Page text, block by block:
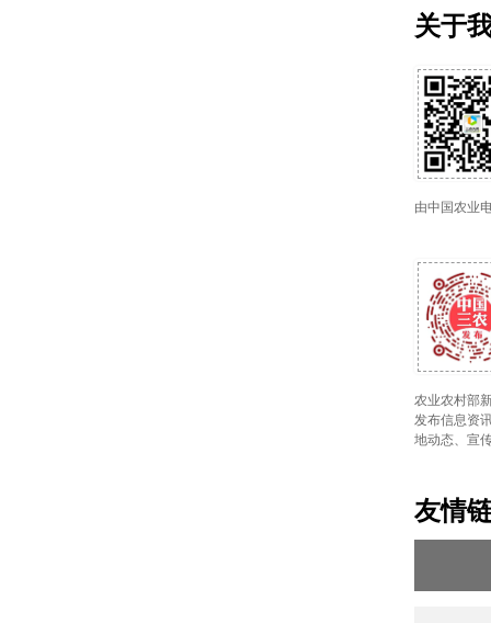
关于
由中国农业
农业农村部
发布信息资
地动态、宣
友情